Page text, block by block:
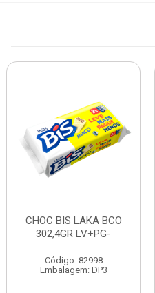
CHOC BIS LAKA BCO
302,4GR LV+PG-
Código: 82998
Embalagem: DP3